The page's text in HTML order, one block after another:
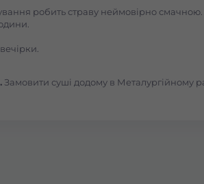
робить страву неймовірно смачною.
Замовити суші додому в Металургійному